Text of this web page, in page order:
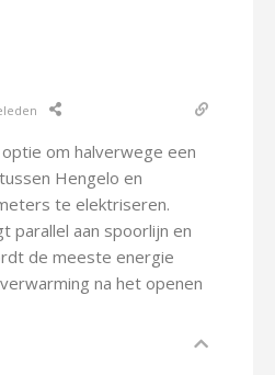
om halverwege een
Hengelo en
te elektriseren.
parallel aan spoorlijn en
de meeste energie
na het openen